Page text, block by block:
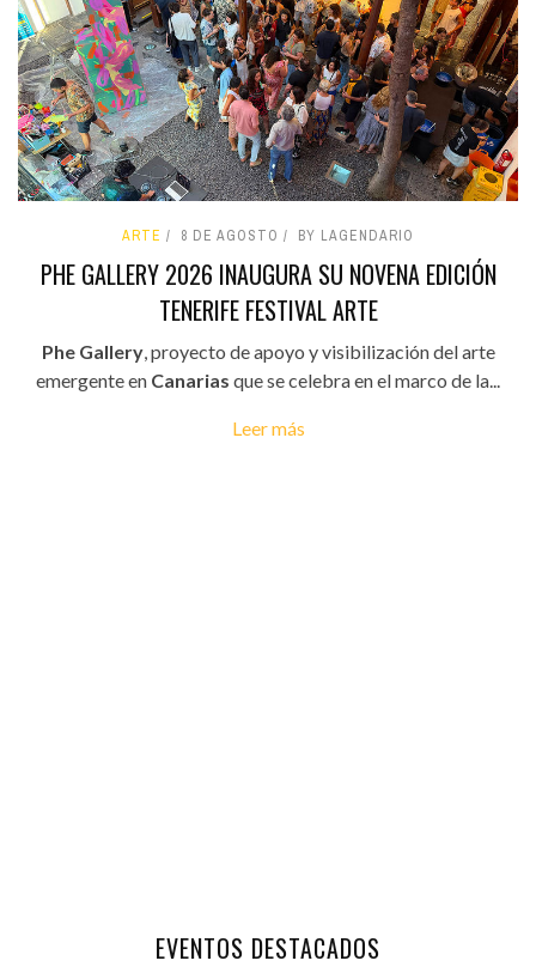
ARTE 8 DE AGOSTO BY LAGENDARIO
PHE GALLERY 2026 INAUGURA SU NOVENA EDICIÓN
TENERIFE FESTIVAL ARTE
Phe Gallery, proyecto de apoyo y visibilización del arte
emergente en Canarias que se celebra en el marco de la...
Leer más
EVENTOS DESTACADOS